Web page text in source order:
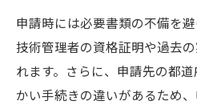
説
建設業と解体工事の要件
建設業許可と解体工
申請時には必要書類の不備を
技術管理者の資格証明や過去
れます。さらに、申請先の都
かい手続きの違いがあるため